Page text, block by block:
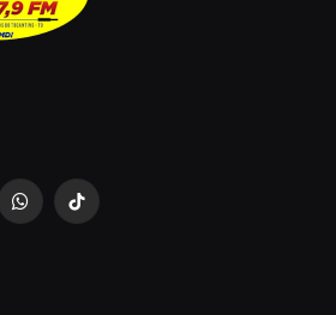
WhatsAppTikTok